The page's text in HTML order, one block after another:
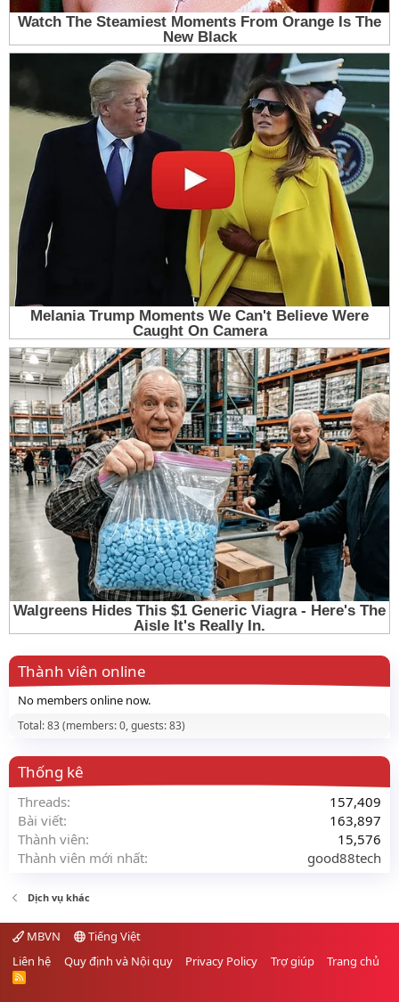
Thành viên online
No members online now.
Total: 83 (members: 0, guests: 83)
Thống kê
Threads
157,409
Bài viết
163,897
Thành viên
15,576
Thành viên mới nhất
good88tech
Dịch vụ khác
MBVN
Tiếng Việt
Liên hệ
Quy định và Nội quy Privacy Policy Trợ giúp Trang chủ
R